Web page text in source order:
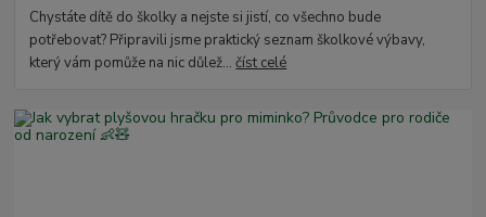
Chystáte dítě do školky a nejste si jistí, co všechno bude
potřebovat? Připravili jsme praktický seznam školkové výbavy,
který vám pomůže na nic důlež...číst celé